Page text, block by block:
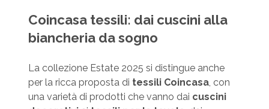
Coincasa tessili: dai cuscini alla
biancheria da sogno
La collezione Estate 2025 si distingue anche
per la ricca proposta di tessili Coincasa, con
una varietà di prodotti che vanno dai cuscini